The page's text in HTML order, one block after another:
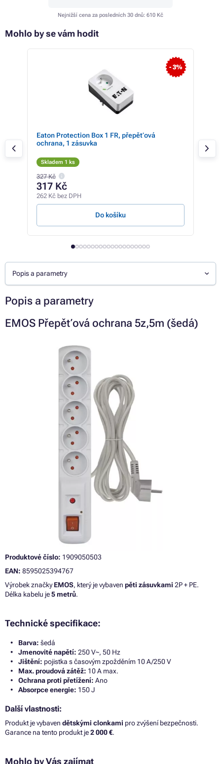
Nejnižší cena za posledních 30 dnů: 610 Kč
Mohlo by se vám hodit
- 3%
Eaton Protection Box 1 FR, přepěťová
ochrana, 1 zásuvka
Skladem 1 ks
327 Kč
317 Kč
262 Kč bez DPH
Do košíku
Popis a parametry
Popis a parametry
EMOS Přepěťová ochrana 5z,5m (šedá)
Produktové číslo: 1909050503
EAN: 8595025394767
Výrobek značkyEMOS, který je vybaven pěti zásuvkami 2P + PE.
Délka kabelu je5 metrů.
Technické specifikace:
Barva: šedá
Jmenovité napětí: 250 V~, 50 Hz
Jištění: pojistka s časovým zpožděním 10 A/250 V
Max. proudová zátěž: 10 A max.
Ochrana proti přetížení: Ano
Absorpce energie: 150 J
Další vlastnosti:
Produkt je vybaven dětskými clonkami pro zvýšení bezpečnosti.
Garance na tento produkt je2 000 €.
Mohlo by Vás zajímat